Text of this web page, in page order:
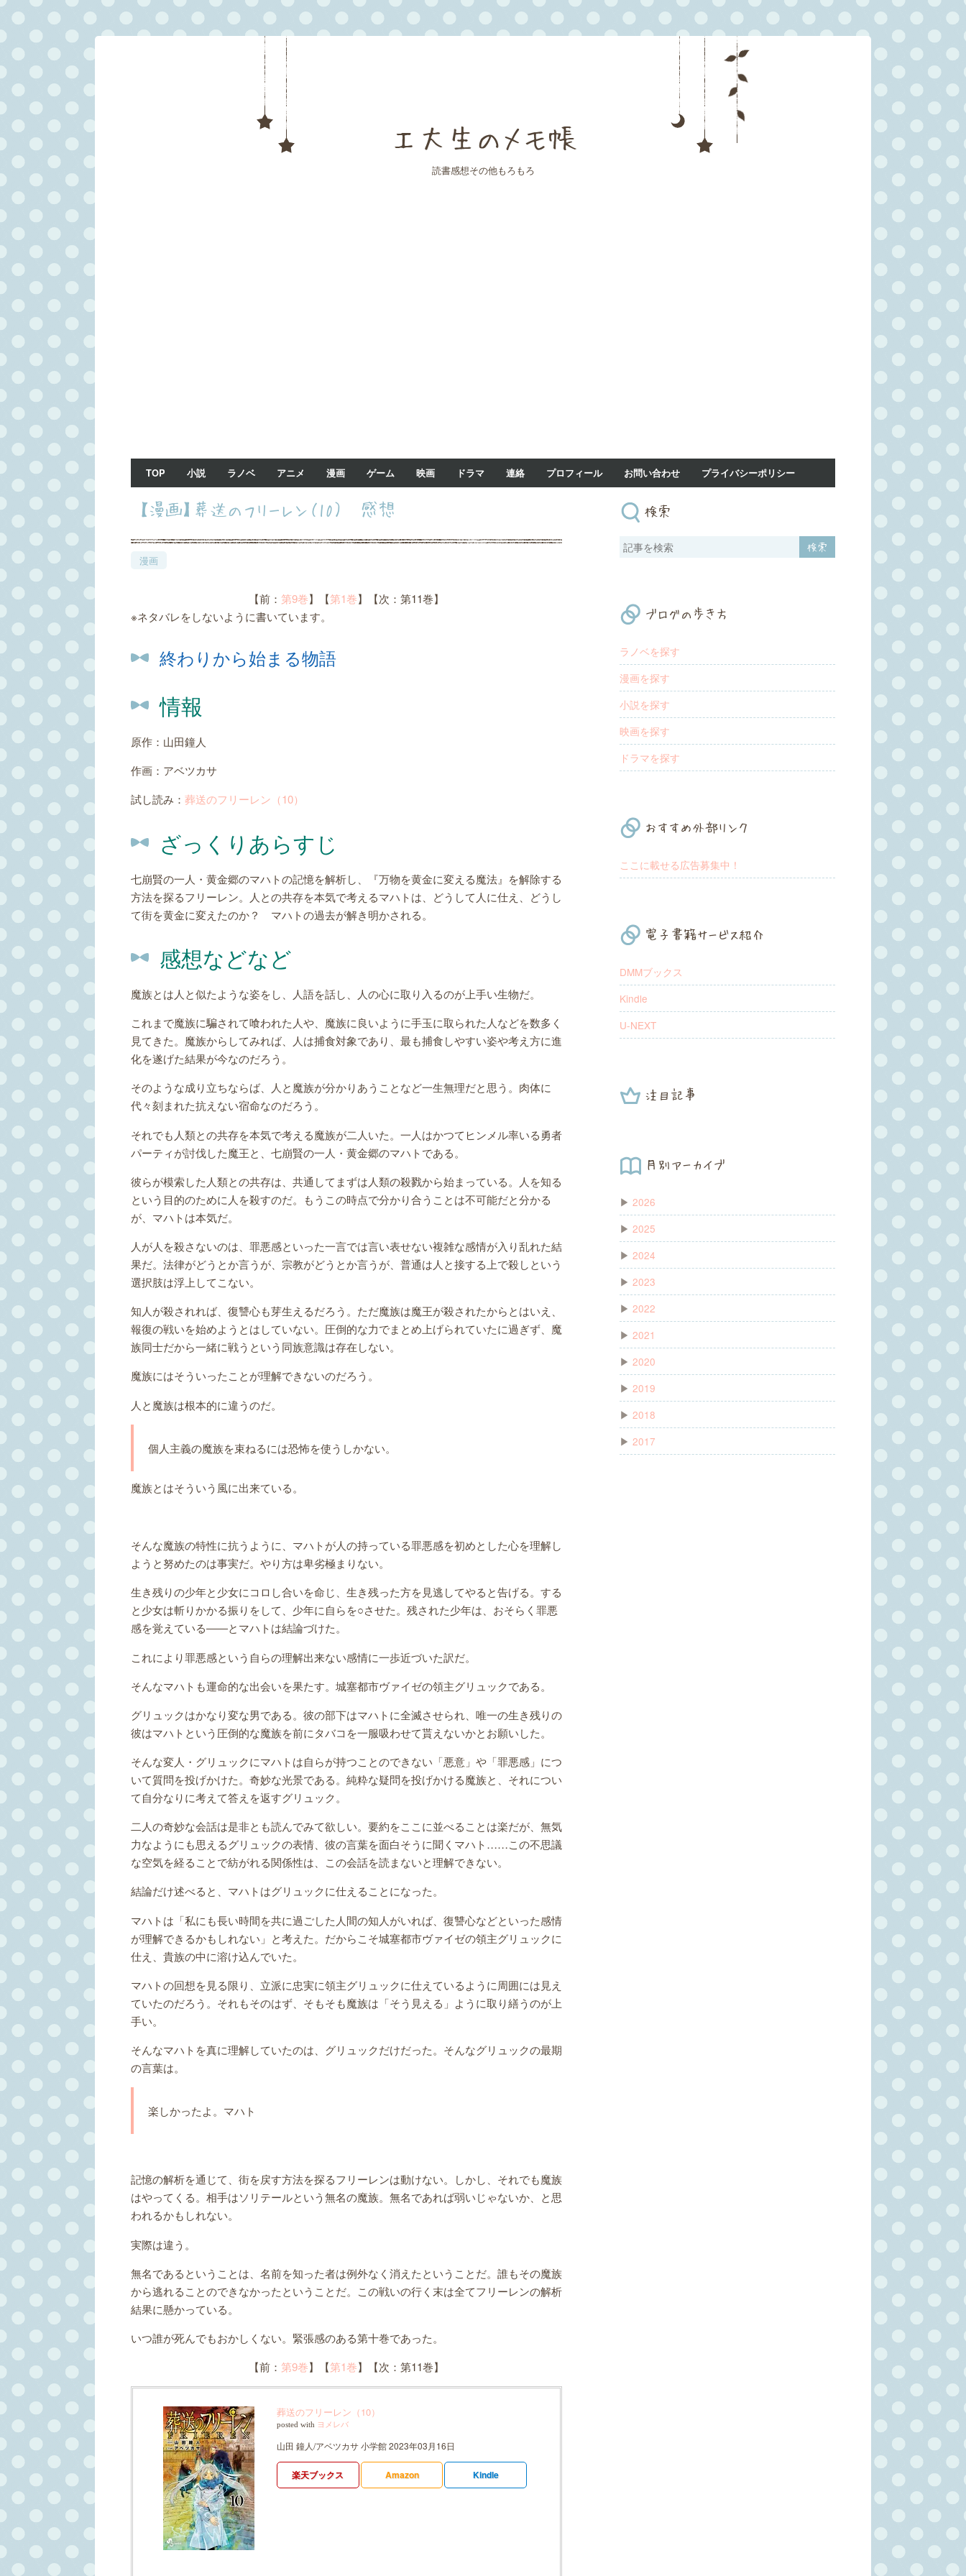
工大生のメモ帳
読書感想その他もろもろ
TOP 小説 ラノベ アニメ 漫画 ゲーム 映画 ドラマ 連絡 プロフィール お問い合わせ プライバシーポリシー
【漫画】葬送のフリーレン（10） 感想
漫画
【前： 第9巻】【第1巻】【次：第11巻】
※ネタバレをしないように書いています。
終わりから始まる物語
情報
原作：山田鐘人
作画：アベツカサ
試し読み： 葬送のフリーレン（10）
ざっくりあらすじ
七崩賢の一人・黄金郷のマハトの記憶を解析し、『万物を黄金に変える魔法』を解除する
方法を探るフリーレン。人との共存を本気で考えるマハトは、どうして人に仕え、どうし
て街を黄金に変えたのか？ マハトの過去が解き明かされる。
感想などなど
魔族とは人と似たような姿をし、人語を話し、人の心に取り入るのが上手い生物だ。
これまで魔族に騙されて喰われた人や、魔族に良いように手玉に取られた人などを数多く
見てきた。魔族からしてみれば、人は捕食対象であり、最も捕食しやすい姿や考え方に進
化を遂げた結果が今なのだろう。
そのような成り立ちならば、人と魔族が分かりあうことなど一生無理だと思う。肉体に
代々刻まれた抗えない宿命なのだろう。
それでも人類との共存を本気で考える魔族が二人いた。一人はかつてヒンメル率いる勇者
パーティが討伐した魔王と、七崩賢の一人・黄金郷のマハトである。
彼らが模索した人類との共存は、共通してまずは人類の殺戮から始まっている。人を知る
という目的のために人を殺すのだ。もうこの時点で分かり合うことは不可能だと分かる
が、マハトは本気だ。
人が人を殺さないのは、罪悪感といった一言では言い表せない複雑な感情が入り乱れた結
果だ。法律がどうとか言うが、宗教がどうとか言うが、普通は人と接する上で殺しという
選択肢は浮上してこない。
知人が殺されれば、復讐心も芽生えるだろう。ただ魔族は魔王が殺されたからとはいえ、
報復の戦いを始めようとはしていない。圧倒的な力でまとめ上げられていたに過ぎず、魔
族同士だから一緒に戦うという同族意識は存在しない。
魔族にはそういったことが理解できないのだろう。
人と魔族は根本的に違うのだ。
個人主義の魔族を束ねるには恐怖を使うしかない。
魔族とはそういう風に出来ている。
そんな魔族の特性に抗うように、マハトが人の持っている罪悪感を初めとした心を理解し
ようと努めたのは事実だ。やり方は卑劣極まりない。
生き残りの少年と少女にコロし合いを命じ、生き残った方を見逃してやると告げる。する
と少女は斬りかかる振りをして、少年に自らを○させた。残された少年は、おそらく罪悪
感を覚えている――とマハトは結論づけた。
これにより罪悪感という自らの理解出来ない感情に一歩近づいた訳だ。
そんなマハトも運命的な出会いを果たす。城塞都市ヴァイゼの領主グリュックである。
グリュックはかなり変な男である。彼の部下はマハトに全滅させられ、唯一の生き残りの
彼はマハトという圧倒的な魔族を前にタバコを一服吸わせて貰えないかとお願いした。
そんな変人・グリュックにマハトは自らが持つことのできない「悪意」や「罪悪感」につ
いて質問を投げかけた。奇妙な光景である。純粋な疑問を投げかける魔族と、それについ
て自分なりに考えて答えを返すグリュック。
二人の奇妙な会話は是非とも読んでみて欲しい。要約をここに並べることは楽だが、無気
力なようにも思えるグリュックの表情、彼の言葉を面白そうに聞くマハト……この不思議
な空気を経ることで紡がれる関係性は、この会話を読まないと理解できない。
結論だけ述べると、マハトはグリュックに仕えることになった。
マハトは「私にも長い時間を共に過ごした人間の知人がいれば、復讐心などといった感情
が理解できるかもしれない」と考えた。だからこそ城塞都市ヴァイゼの領主グリュックに
仕え、貴族の中に溶け込んでいた。
マハトの回想を見る限り、立派に忠実に領主グリュックに仕えているように周囲には見え
ていたのだろう。それもそのはず、そもそも魔族は「そう見える」ように取り繕うのが上
手い。
そんなマハトを真に理解していたのは、グリュックだけだった。そんなグリュックの最期
の言葉は。
楽しかったよ。マハト
記憶の解析を通じて、街を戻す方法を探るフリーレンは動けない。しかし、それでも魔族
はやってくる。相手はソリテールという無名の魔族。無名であれば弱いじゃないか、と思
われるかもしれない。
実際は違う。
無名であるということは、名前を知った者は例外なく消えたということだ。誰もその魔族
から逃れることのできなかったということだ。この戦いの行く末は全てフリーレンの解析
結果に懸かっている。
いつ誰が死んでもおかしくない。緊張感のある第十巻であった。
【前： 第9巻】【第1巻】【次：第11巻】
葬送のフリーレン（10）
posted with ヨメレバ
山田 鐘人/アベツカサ 小学館 2023年03月16日
楽天ブックス Amazon Kindle
検索
ブログの歩き方
ラノベを探す
漫画を探す
小説を探す
映画を探す
ドラマを探す
おすすめ外部リンク
ここに載せる広告募集中！
電子書籍サービス紹介
DMMブックス
Kindle
U-NEXT
注目記事
月別アーカイブ
▶ 2026
▶ 2025
▶ 2024
▶ 2023
▶ 2022
▶ 2021
▶ 2020
▶ 2019
▶ 2018
▶ 2017